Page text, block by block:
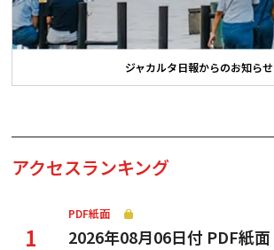
ジャカルタ日報からのお知らせ
アクセスランキング
PDF紙面
2026年08月06日付 PDF紙面